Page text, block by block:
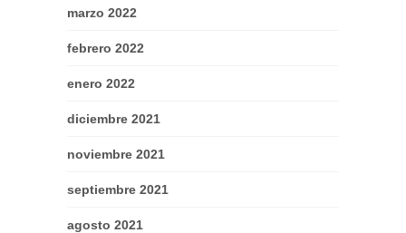
marzo 2022
febrero 2022
enero 2022
diciembre 2021
noviembre 2021
septiembre 2021
agosto 2021